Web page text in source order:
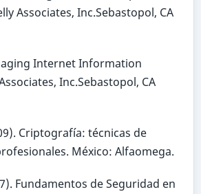
Associates, Inc.Sebastopol, CA
Internet Information
Inc.Sebastopol, CA
Criptografía: técnicas de
México: Alfaomega.
Fundamentos de Seguridad en